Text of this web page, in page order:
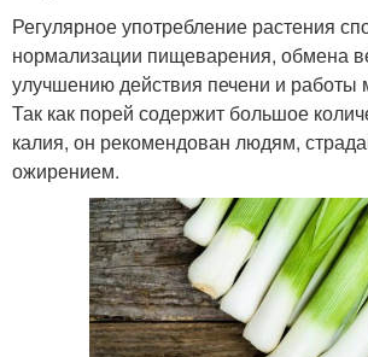
Регулярное употребление растения
нормализации пищеварения, обмена
улучшению действия печени и работы
Так как порей содержит большое
калия, он рекомендован людям,
ожирением.